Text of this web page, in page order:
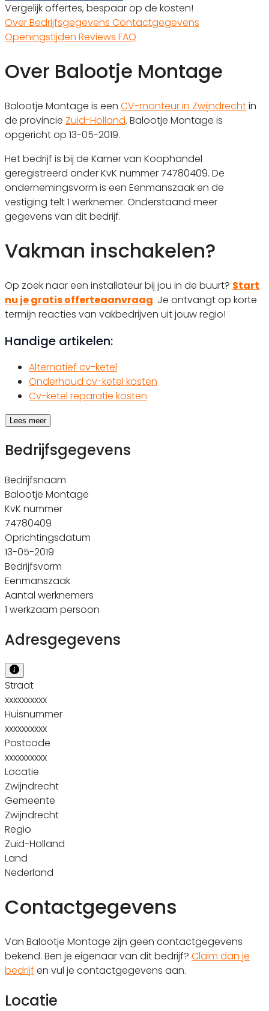
Vergelijk offertes, bespaar op de kosten!
OverBedrijfsgegevens Contactgegevens
Openingstijden Reviews FAQ
Over Balootje Montage
Balootje Montage is een CV-monteur in Zwijndrechtin
de provincie Zuid-Holland. Balootje Montage is
opgericht op 13-05-2019.
Het bedrijf is bij de Kamer van Koophandel
geregistreerd onder KvK nummer 74780409. De
ondernemingsvorm is een Eenmanszaak en de
vestiging telt 1 werknemer. Onderstaand meer
gegevens van dit bedrijf.
Vakman inschakelen?
Op zoek naar een installateur bij jou in de buurt? Start
nu je gratis offerteaanvraag. Je ontvangt op korte
termijn reacties van vakbedrijven uit jouw regio!
Handige artikelen:
Alternatief cv-ketel
Onderhoud cv-ketel kosten
Cv-ketel reparatie kosten
Lees meer
Bedrijfsgegevens
Bedrijfsnaam
Balootje Montage
KvK nummer
74780409
Oprichtingsdatum
13-05-2019
Bedrijfsvorm
Eenmanszaak
Aantal werknemers
1 werkzaam persoon
Adresgegevens
Straat
xxxxxxxxxx
Huisnummer
xxxxxxxxxx
Postcode
xxxxxxxxxx
Locatie
Zwijndrecht
Gemeente
Zwijndrecht
Regio
Zuid-Holland
Land
Nederland
Contactgegevens
Van Balootje Montage zijn geen contactgegevens
bekend. Ben je eigenaar van dit bedrijf? Claim dan je
bedrijf en vul je contactgegevens aan.
Locatie